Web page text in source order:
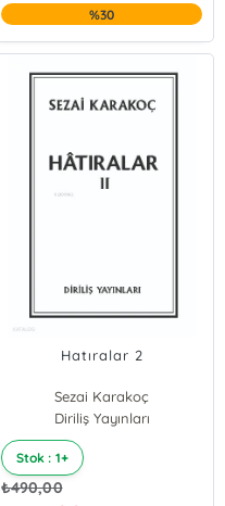
%30
Hatıralar 2
Sezai Karakoç
Diriliş Yayınları
Stok : 1+
₺490,00